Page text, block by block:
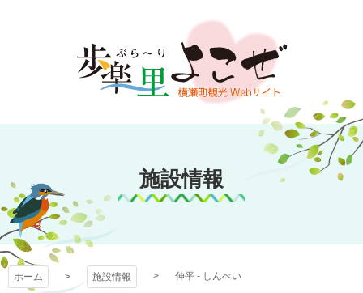
文
キ
プ
歩楽～里（ぶら～
り）よこぜ
施設情報
ホーム 施設情報 伸平 - しんべい